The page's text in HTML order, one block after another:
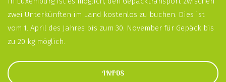
zwei Unterkünften im Land kostenlos zu buchen. Dies ist
vom 1. April des Jahres bis zum 30. November für Gepäck bis
zu 20 kg möglich.
INFOS